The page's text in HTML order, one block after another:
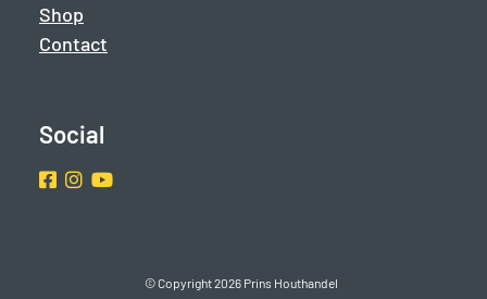
Shop
Contact
Social
Facebook
Instragram
Youtube
© Copyright 2026 Prins Houthandel